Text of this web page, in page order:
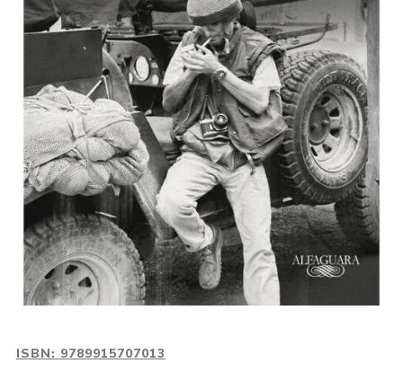
ISBN: 9789915707013